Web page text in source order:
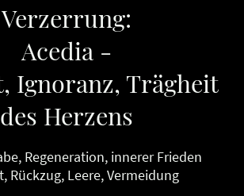
Verzerrung:
Acedia -
Ignoranz, Trägheit
des Herzens
Regeneration, innerer Frieden
Rückzug, Leere, Vermeidung